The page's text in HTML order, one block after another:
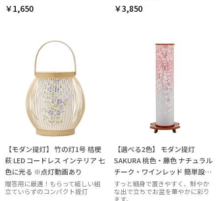
￥1,650 ￥3,850
【モダン提灯】 竹の灯1号 桔梗
萩 LED コードレス インテリア 七
色に光る ※点灯動画あり
贈答用に最適！もらって嬉しい組
立ていらずのコンパクト提灯
【選べる2色】 モダン提灯
SAKURA 桃色・藤色 ナチュラル
チーク・ワインレッド 簡単設置
回転筒付き
すっと細身で置きやすく、鮮やか
な出で立ちでお盆を華やかに彩り